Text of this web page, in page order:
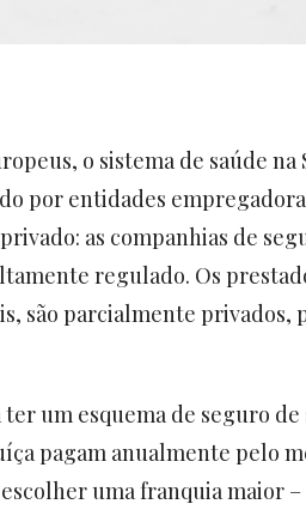
o sistema de saúde na
por entidades
as companhias de
regulado. Os
são parcialmente privados,
um esquema de seguro de
pagam anualmente pelo
uma franquia maior –